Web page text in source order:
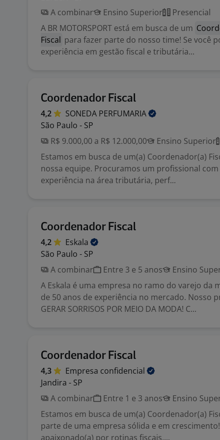
A combinar
Ensino Superior
Presencial
A BR MOTORSPORT está em busca de um
Fiscal para fazer parte do nosso time! Se você
experiência em gestão fiscal e tributária...
Coordenador Fiscal
4,2 SONEDA PERFUMARIA
São Paulo - SP
R$ 9.000,00 a R$ 12.000,00
Ensino Superior
Estamos em busca de um(a) Coordenador(a)
nossa equipe. Procuramos um profissional com
experiência na área tributária, perf...
Coordenador Fiscal
4,2
Eskala
São Paulo - SP
A combinar
Entre 3 e 5 anos Ensino
A Eskala é uma empresa no ramo do varejo da
de 50 anos de experiência no mercado. Nosso
GERAR SORRISOS POR MEIO DA MODA! C...
Coordenador Fiscal
4,3 Empresa confidencial
Jandira - SP
A combinar
Entre 1 e 3 anos Ensino
Estamos em busca de um(a) Coordenador(a)
parte de uma empresa sólida e em crescimento!
apaixonado(a) por rotinas fiscais,...